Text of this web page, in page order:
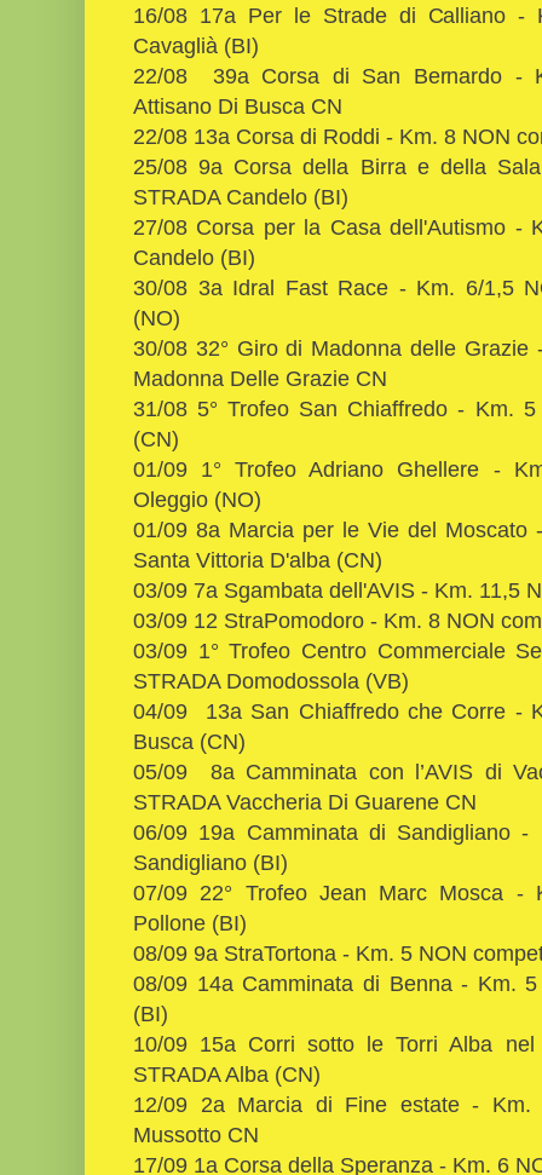
16/08 17a Per le Strade di Calliano -
Cavaglià (BI)
22/08 39a Corsa di San Bernardo -
Attisano Di Busca CN
22/08 13a Corsa di Roddi - Km. 8 NON
25/08 9a Corsa della Birra e della
STRADA Candelo (BI)
27/08 Corsa per la Casa dell'Autismo -
Candelo (BI)
30/08 3a Idral Fast Race - Km. 6/1,5
(NO)
30/08 32° Giro di Madonna delle
Madonna Delle Grazie CN
31/08 5° Trofeo San Chiaffredo - Km.
(CN)
01/09 1° Trofeo Adriano Ghellere -
Oleggio (NO)
01/09 8a Marcia per le Vie del Moscato
Santa Vittoria D'alba (CN)
03/09 7a Sgambata dell'AVIS - Km. 11,5
03/09 12 StraPomodoro - Km. 8 NON
03/09 1° Trofeo Centro Commerciale
STRADA Domodossola (VB)
04/09 13a San Chiaffredo che Corre -
Busca (CN)
05/09 8a Camminata con l’AVIS di
STRADA Vaccheria Di Guarene CN
06/09 19a Camminata di Sandigliano
Sandigliano (BI)
07/09 22° Trofeo Jean Marc Mosca -
Pollone (BI)
08/09 9a StraTortona - Km. 5 NON
08/09 14a Camminata di Benna - Km.
(BI)
10/09 15a Corri sotto le Torri Alba
STRADA Alba (CN)
12/09 2a Marcia di Fine estate - Km.
Mussotto CN
17/09 1a Corsa della Speranza - Km. 6